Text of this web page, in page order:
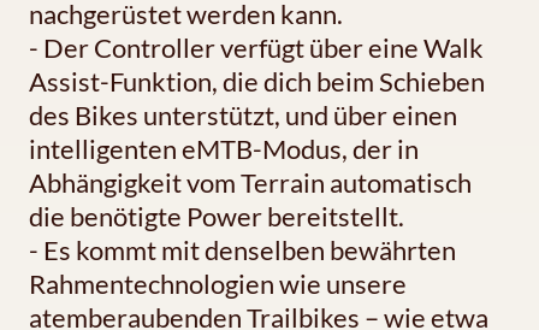
nachgerüstet werden kann.
- Der Controller verfügt über eine Walk
Assist-Funktion, die dich beim Schieben
des Bikes unterstützt, und über einen
intelligenten eMTB-Modus, der in
Abhängigkeit vom Terrain automatisch
die benötigte Power bereitstellt.
- Es kommt mit denselben bewährten
Rahmentechnologien wie unsere
atemberaubenden Trailbikes – wie etwa